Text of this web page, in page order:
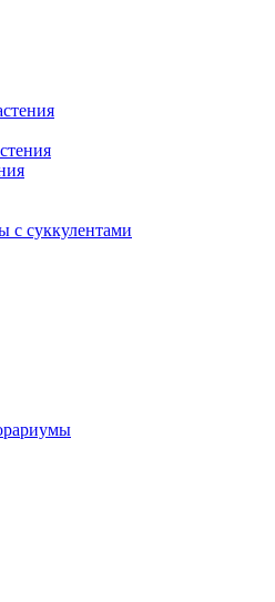
с суккулентами